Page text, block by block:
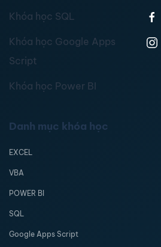
Khóa học SQL
Khóa học Google Apps
Script
Khóa học Power BI
Danh mục khóa học
EXCEL
VBA
POWER BI
SQL
Google Apps Script